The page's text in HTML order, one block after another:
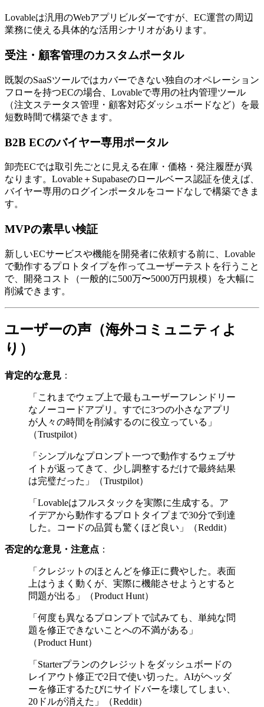
Lovableは汎用のWebアプリビルダーですが、EC運営の周辺
業務に使える具体的な活用シナリオがあります。
受注・顧客管理のカスタムポータル
既製のSaaSツールではカバーできない独自のオペレーション
フローを持つECの場合、Lovableで専用の社内管理ツール
（注文ステータス管理・顧客対応ダッシュボードなど）を最
短数時間で構築できます。
B2B ECのバイヤー専用ポータル
卸売ECでは取引先ごとに見える在庫・価格・発注履歴が異
なります。Lovable＋Supabaseのロールベース認証を使えば、
バイヤー専用のログインポータルをコードなしで構築できま
す。
MVPの素早い検証
新しいECサービスや機能を開発者に依頼する前に、Lovable
で動作するプロトタイプを作ってユーザーテストを行うこと
で、開発コスト（一般的に500万〜5000万円規模）を大幅に
削減できます。
ユーザーの声（海外コミュニティよ
り）
肯定的な意見 ：
「これまでウェブ上で最もユーザーフレンドリー
なノーコードアプリ。すでに3つの小さなアプリ
が人々の時間を削減するのに役立っている」
（Trustpilot）
「シンプルなプロンプト一つで動作するウェブサ
イトが返ってきて、少し調整するだけで最終結果
は完璧だった」（Trustpilot）
「Lovableはフルスタックを実際に生成する。ア
イデアから動作するプロトタイプまで30分で到達
した。コードの品質も驚くほど良い」（Reddit）
否定的な意見・注意点 ：
「クレジットのほとんどを修正に費やした。表面
上はうまく動くが、実際に機能させようとすると
問題が出る」（Product Hunt）
「何度も異なるプロンプトで試みても、単純な問
題を修正できないことへの不満がある」
（Product Hunt）
「Starterプランのクレジットをダッシュボードの
レイアウト修正で2日で使い切った。AIがヘッダ
ーを修正するたびにサイドバーを壊してしまい、
20ドルが消えた」（Reddit）